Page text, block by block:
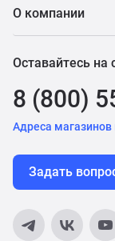
О компании
Оставайтесь на
8 (800)
Адреса магазинов
Задать